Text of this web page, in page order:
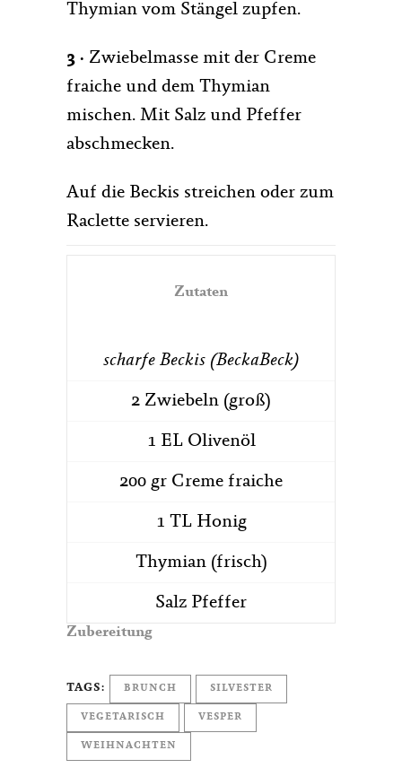
Thymian vom Stängel zupfen.
3 · Zwiebelmasse mit der Creme
fraiche und dem Thymian
mischen. Mit Salz und Pfeffer
abschmecken.
Auf die Beckis streichen oder zum
Raclette servieren.
Zutaten
scharfe Beckis (BeckaBeck)
2 Zwiebeln (groß)
1 EL Olivenöl
200 gr Creme fraiche
1 TL Honig
Thymian (frisch)
Salz Pfeffer
Zubereitung
TAGS: BRUNCH SILVESTER
VEGETARISCH VESPER
WEIHNACHTEN